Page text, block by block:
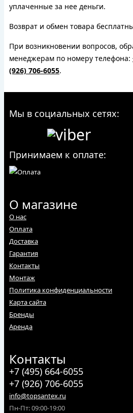
уплаченные за нее деньги.
Возврат и обмен товара
При возникновении вопросов,
менеджерам по номеру телефона:
(926) 706-6055.
Мы в социальных сетях:
Принимаем к оплате:
О магазине
О нас
Оплата
Доставка
Гарантия
Контакты
Монтаж
Политика конфиденциальности
Карта сайта
Бренды
Аренда
Контакты
+7 (495) 664-6055
+7 (926) 706-6055
info@topsantex.ru
Пн-Пт: 09:00-19:00